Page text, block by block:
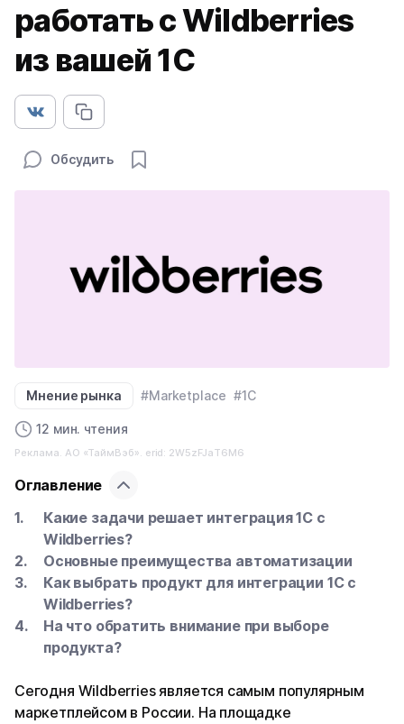
работать с Wildberries
из вашей 1С
Обсудить
Мнение рынка #Marketplace #1С
12 мин. чтения
Реклама. АО «ТаймВэб». erid: 2W5zFJaT6M6
Оглавление
Какие задачи решает интеграция 1С с
Wildberries?
Основные преимущества автоматизации
Как выбрать продукт для интеграции 1С с
Wildberries?
На что обратить внимание при выборе
продукта?
Сегодня Wildberries является самым популярным
маркетплейсом в России. На площадке